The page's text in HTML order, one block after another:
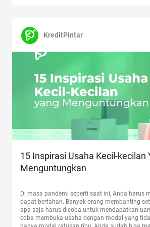
KreditPintar
15 Inspirasi Usaha Kecil-kecilan Yang
Menguntungkan
Di masa pandemi seperti saat ini, Anda harus
dapat bertahan. Banyak orang membanting
apa saja harus dicoba untuk mendapatkan
coba membuka usaha dengan modal yang